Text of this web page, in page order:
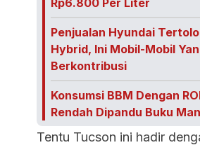
Penjualan Hyundai
Hybrid, Ini Mobil-Mobil
Berkontribusi
Konsumsi BBM Dengan
Rendah Dipandu Buku
Tentu Tucson ini hadir